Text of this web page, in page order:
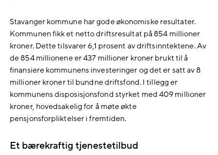
Stavanger kommune har gode økonomiske resultater.
Kommunen fikk et netto driftsresultat på 854 millioner
kroner. Dette tilsvarer 6,1 prosent av driftsinntektene. Av
de 854 millionene er 437 millioner kroner brukt til å
finansiere kommunens investeringer og det er satt av 8
millioner kroner til bundne driftsfond. I tillegg er
kommunens disposisjonsfond styrket med 409 millioner
kroner, hovedsakelig for å møte økte
pensjonsforpliktelser i fremtiden.
Et bærekraftig tjenestetilbud